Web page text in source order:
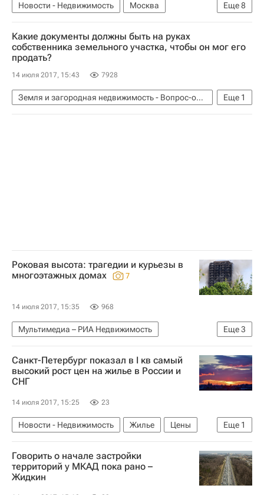
Еще8
Новости - Недвижимость
Москва
Госдума РФ
Налоги
Льготы
Законодательство
Реновация
Расселение пятиэтажек в Москве
Россия
Какие документы должны быть на руках
собственника земельного участка, чтобы он мог его
продать?
14 июля 2017, 15:43 7928
Еще 1
Земля и загородная недвижимость - Вопрос-ответ - Полезное
Вопрос-ответ – РИА Недвижимость
Роковая высота: трагедии и курьезы в
многоэтажных домах
7
14 июля 2017, 15:35 968
Еще3
Мультимедиа – РИА Недвижимость
Мультимедиа
Происшествия
Недвижимость
Санкт-Петербург показал в I кв самый
высокий рост цен на жилье в России и
СНГ
14 июля 2017, 15:25 23
Еще 1
Новости - Недвижимость Жилье
Цены
Россия
Говорить о начале застройки
территорий у МКАД пока рано –
Жидкин